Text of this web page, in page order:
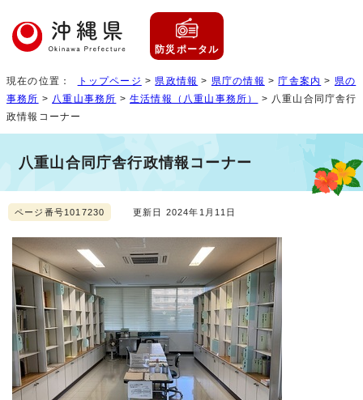
防災ポータル
現在の位置： トップページ > 県政情報 > 県庁の情報 >庁舎案内 > 県の
事務所 > 八重山事務所 >生活情報（八重山事務所）
> 八重山合同庁舎行
政情報コーナー
八重山合同庁舎行政情報コーナー
ページ番号1017230 更新日 2024年1月11日